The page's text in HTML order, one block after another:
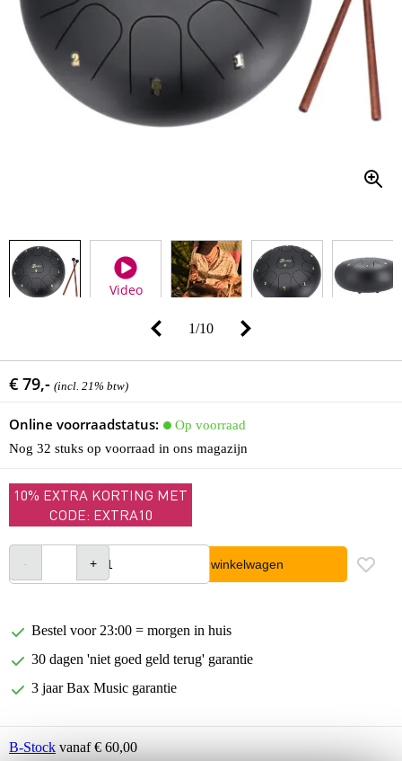
Video
1/10
€ 79,- (incl. 21% btw)
Online voorraadstatus:
Op voorraad
Nog 32 stuks op voorraad in ons magazijn
10% EXTRA KORTING MET
CODE: EXTRA10
In winkelwagen
Bestel voor 23:00 = morgen in huis
30 dagen 'niet goed geld terug' garantie
3 jaar Bax Music garantie
B-Stock vanaf € 60,00